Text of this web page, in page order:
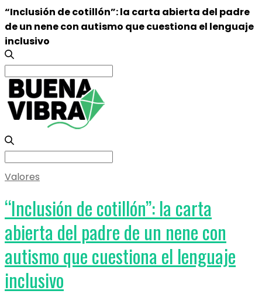
“Inclusión de cotillón”: la carta abierta del padre
de un nene con autismo que cuestiona el lenguaje
inclusivo
Search
for:
Search
Valores
“Inclusión de cotillón”: la carta
abierta del padre de un nene con
autismo que cuestiona el lenguaje
inclusivo